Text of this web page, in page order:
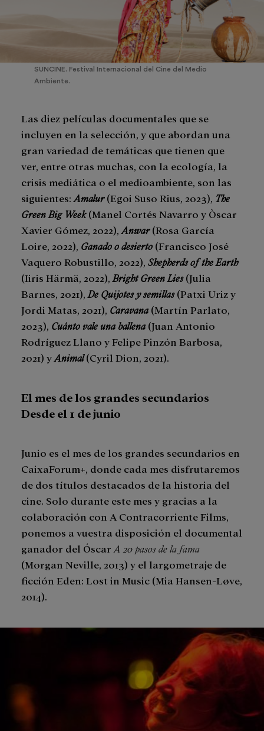
SUNCINE. Festival Internacional del Cine del Medio
Ambiente.
Las diez películas documentales que se
incluyen en la selección, y que abordan una
gran variedad de temáticas que tienen que
ver, entre otras muchas, con la ecología, la
crisis mediática o el medioambiente, son las
siguientes: Amalur(Egoi Suso Rius, 2023), The
Green Big Week(Manel Cortés Navarro y Òscar
Xavier Gómez, 2022), Anwar(Rosa García
Loire, 2022), Ganado o desierto (Francisco José
Vaquero Robustillo, 2022), Shepherds of the Earth
(Iiris Härmä, 2022), Bright Green Lies(Julia
Barnes, 2021), De Quijotes y semillas(Patxi Uriz y
Jordi Matas, 2021), Caravana (Martín Parlato,
2023), Cuánto vale una ballena (Juan Antonio
Rodríguez Llano y Felipe Pinzón Barbosa,
2021) y Animal(Cyril Dion, 2021).
El mes de los grandes secundarios
Desde el 1 de junio
Junio es el mes de los grandes secundarios en
CaixaForum+, donde cada mes disfrutaremos
de dos títulos destacados de la historia del
cine. Solo durante este mes y gracias a la
colaboración con A Contracorriente Films,
ponemos a vuestra disposición el documental
ganador del Óscar A 20 pasos de la fama
(Morgan Neville, 2013) y el largometraje de
ficción Eden: Lost in Music (Mia Hansen-Løve,
2014).